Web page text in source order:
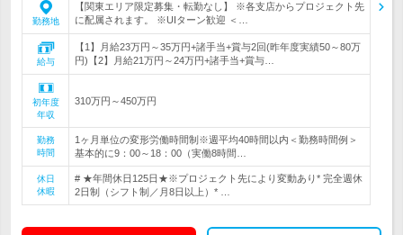
勤務地
【関東エリア限定募集・転勤なし】 ※各支店からプロジェクト先
に配属されます。 ※UIターン歓迎 ＜…
給与
【1】月給23万円～35万円+諸手当+賞与2回(昨年度実績50～80万
円)【2】月給21万円～24万円+諸手当+賞与…
初年度
年収
310万円～450万円
勤務
時間
1ヶ月単位の変形労働時間制※週平均40時間以内＜勤務時間例＞
基本的に9：00～18：00（実働8時間…
休日
休暇
# ★年間休日125日★※プロジェクト先により変動あり* 完全週休
2日制（シフト制／月8日以上）* …